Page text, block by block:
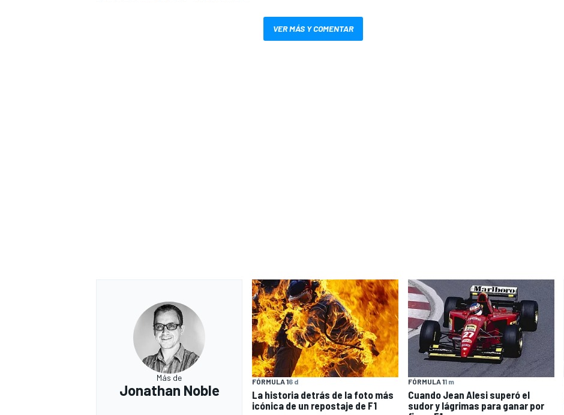
VER MÁS Y COMENTAR
Más de
Jonathan Noble
FÓRMULA 16 d
La historia detrás de la foto más
icónica de un repostaje de F1
FÓRMULA 11 m
Cuando Jean Alesi superó el
sudor y lágrimas para ganar por